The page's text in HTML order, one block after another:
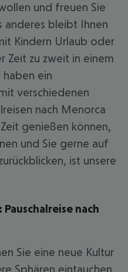
und freuen Sie
anderes bleibt Ihnen
Kindern Urlaub oder
Zeit zu zweit in einem
ein
verschiedenen
nach Menorca
genießen können,
und Sie gerne auf
ist unsere
nach
Sie eine neue Kultur
Sphären eintauchen